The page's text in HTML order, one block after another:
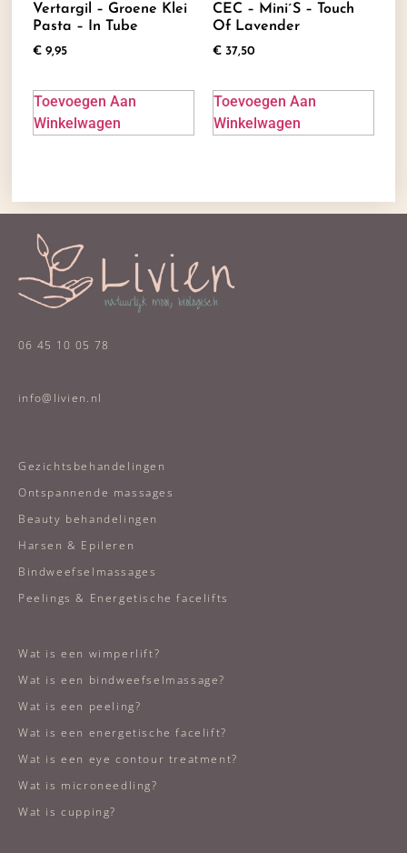
Vertargil – Groene Klei
Pasta – In Tube
€ 9,95
Toevoegen Aan
Winkelwagen
CEC – Mini´s – Touch
Of Lavender
€ 37,50
Toevoegen Aan
Winkelwagen
06 45 10 05 78
info@livien.nl
Gezichtsbehandelingen
Ontspannende massages
Beauty behandelingen
Harsen & Epileren
Bindweefselmassages
Peelings & Energetische facelifts
Wat is een wimperlift?
Wat is een bindweefselmassage?
Wat is een peeling?
Wat is een energetische facelift?
Wat is een eye contour treatment?
Wat is microneedling?
Wat is cupping?